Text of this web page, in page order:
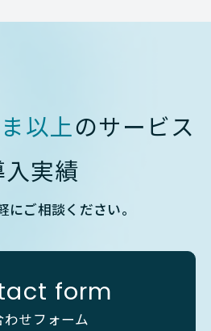
以上のサービス
入実績
にご相談ください。
form
せフォーム